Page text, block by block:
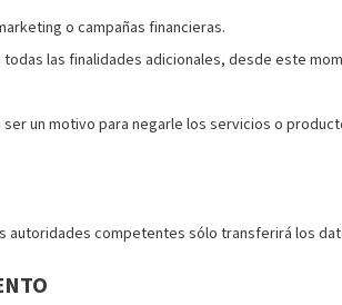
o campañas financieras.
las finalidades adicionales, desde este
un motivo para negarle los servicios o
autoridades competentes sólo transferirá los